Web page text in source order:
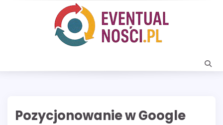
Pozycjonowanie w Google